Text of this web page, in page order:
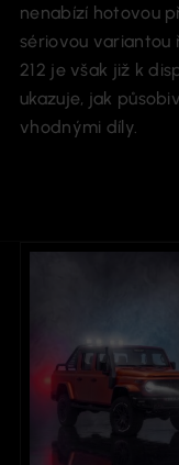
nenabízí hotovou
sériovou variantou
212 je však již k
ukazuje, jak
vhodnými díly.